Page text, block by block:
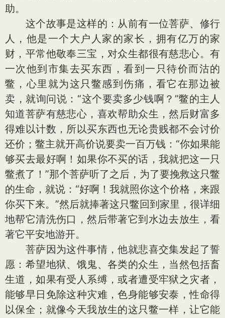
助。
这个故事是这样的：从前有一位菩萨、修行
人，他是一个大户人家的家长，拥有亿万的家
财，平常他敬奉三宝，对众生都很有慈悲心。有
一次他到市集去买东西，看到一只待价而沽的
鳖，心里就为这只鳖感到伤痛，看它在那边被
卖，就询问说：“这个要卖多少钱啊？”鳖的主人
知道菩萨有慈悲心，喜欢帮助众生，然后财富多
得难以计数，所以买东西也无论贵贱都不会讨价
还价；鳖主就开高价说要卖一百万钱：“你如果能
够买去最好啊！如果你不买的话，我就把这一只
鳖煮了！”那个菩萨听了之后，为了要挽救这只鳖
的生命，就说：“好啊！我就照你这个价格，来跟
你买下来。”然后就捧著这只鳖回到家里，很详细
地帮它清洗伤口，然后带著它到水边去放生，看
著它平安地游开。
菩萨因为这件事情，他就悲喜交集发起了誓
愿：希望地狱、饿鬼、各类的众生，当然包括畜
生道，如果有受人系缚，或者遭受牢狱之灾者，
能够早日免除这种灾难，色身能够安泰，性命得
以保全；就像今天我放生的这只鳖一样，让它能